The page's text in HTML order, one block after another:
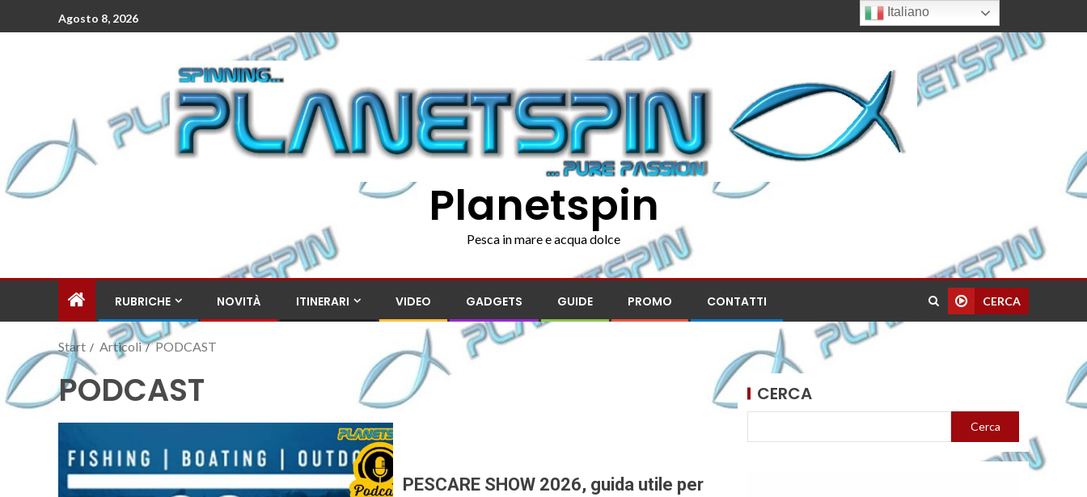
Agosto 8, 2026
Planetspin
Pesca in mare e acqua dolce
RUBRICHE NOVITÀ ITINERARI VIDEO GADGETS GUIDE PROMO CONTATTI CERCA
Start Articoli PODCAST
PODCAST
PESCARE SHOW 2026, guida utile per
CERCA
Cerca
Italiano